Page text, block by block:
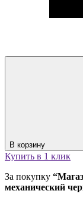
В корзину
Купить в 1 клик
За покупку
механический